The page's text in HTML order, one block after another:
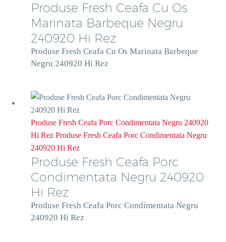
Produse Fresh Ceafa Cu Os
Marinata Barbeque Negru
240920 Hi Rez
Produse Fresh Ceafa Cu Os Marinata Barbeque
Negru 240920 Hi Rez
Produse Fresh Ceafa Porc Condimentata Negru 240920
Hi Rez Produse Fresh Ceafa Porc Condimentata Negru
240920 Hi Rez
Produse Fresh Ceafa Porc
Condimentata Negru 240920
Hi Rez
Produse Fresh Ceafa Porc Condimentata Negru
240920 Hi Rez